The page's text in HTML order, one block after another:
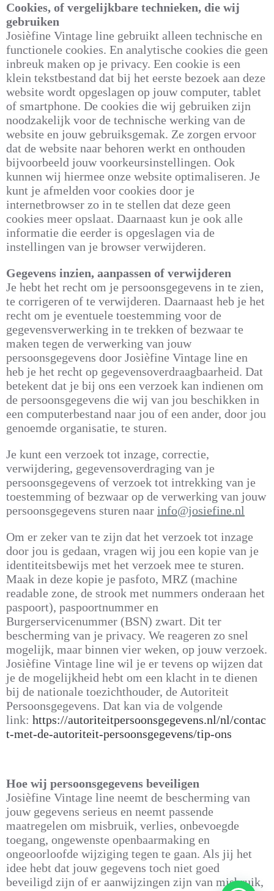
Cookies, of vergelijkbare technieken, die wij
gebruiken
Josièfine Vintage line gebruikt alleen technische en
functionele cookies. En analytische cookies die geen
inbreuk maken op je privacy. Een cookie is een
klein tekstbestand dat bij het eerste bezoek aan deze
website wordt opgeslagen op jouw computer, tablet
of smartphone. De cookies die wij gebruiken zijn
noodzakelijk voor de technische werking van de
website en jouw gebruiksgemak. Ze zorgen ervoor
dat de website naar behoren werkt en onthouden
bijvoorbeeld jouw voorkeursinstellingen. Ook
kunnen wij hiermee onze website optimaliseren. Je
kunt je afmelden voor cookies door je
internetbrowser zo in te stellen dat deze geen
cookies meer opslaat. Daarnaast kun je ook alle
informatie die eerder is opgeslagen via de
instellingen van je browser verwijderen.
Gegevens inzien, aanpassen of verwijderen
Je hebt het recht om je persoonsgegevens in te zien,
te corrigeren of te verwijderen. Daarnaast heb je het
recht om je eventuele toestemming voor de
gegevensverwerking in te trekken of bezwaar te
maken tegen de verwerking van jouw
persoonsgegevens door Josièfine Vintage line en
heb je het recht op gegevensoverdraagbaarheid. Dat
betekent dat je bij ons een verzoek kan indienen om
de persoonsgegevens die wij van jou beschikken in
een computerbestand naar jou of een ander, door jou
genoemde organisatie, te sturen.
Je kunt een verzoek tot inzage, correctie,
verwijdering, gegevensoverdraging van je
persoonsgegevens of verzoek tot intrekking van je
toestemming of bezwaar op de verwerking van jouw
persoonsgegevens sturen naar info@josiefine.nl
Om er zeker van te zijn dat het verzoek tot inzage
door jou is gedaan, vragen wij jou een kopie van je
identiteitsbewijs met het verzoek mee te sturen.
Maak in deze kopie je pasfoto, MRZ (machine
readable zone, de strook met nummers onderaan het
paspoort), paspoortnummer en
Burgerservicenummer (BSN) zwart. Dit ter
bescherming van je privacy. We reageren zo snel
mogelijk, maar binnen vier weken, op jouw verzoek.
Josièfine Vintage line wil je er tevens op wijzen dat
je de mogelijkheid hebt om een klacht in te dienen
bij de nationale toezichthouder, de Autoriteit
Persoonsgegevens. Dat kan via de volgende
link: https://autoriteitpersoonsgegevens.nl/nl/contac
t-met-de-autoriteit-persoonsgegevens/tip-ons
Hoe wij persoonsgegevens beveiligen
Josièfine Vintage line neemt de bescherming van
jouw gegevens serieus en neemt passende
maatregelen om misbruik, verlies, onbevoegde
toegang, ongewenste openbaarmaking en
ongeoorloofde wijziging tegen te gaan. Als jij het
idee hebt dat jouw gegevens toch niet goed
beveiligd zijn of er aanwijzingen zijn van misbruik,